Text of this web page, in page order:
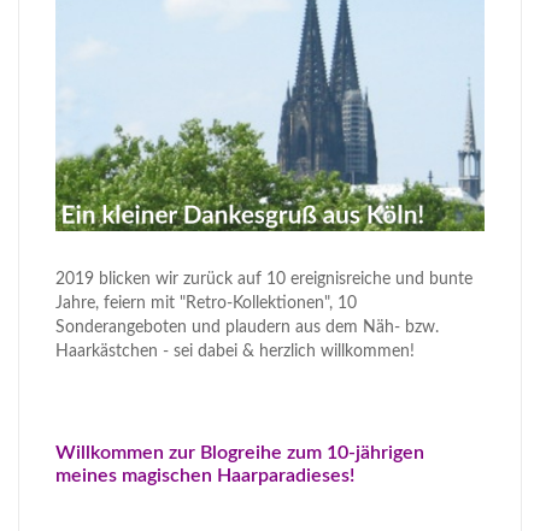
2019 blicken wir zurück auf 10 ereignisreiche und bunte
Jahre, feiern mit "Retro-Kollektionen", 10
Sonderangeboten und plaudern aus dem Näh- bzw.
Haarkästchen - sei dabei & herzlich willkommen!
Willkommen zur Blogreihe zum 10-jährigen
meines magischen Haarparadieses!